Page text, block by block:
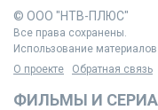
© ООО "НТВ-ПЛЮС"
Все права сохранены.
Использование
О проекте
Обратная связь
ФИЛЬМЫ И